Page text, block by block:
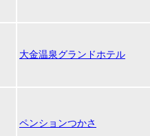
大金温泉グランドホテル
ペンションつかさ